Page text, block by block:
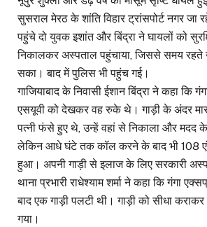
सुसराल मेरठ के शांति विहार ट्रांसपोर्ट नगर
पहुंचे दो युवक इशांत और बिंद्रा ने घायलों को
निकालकर अस्पताल पहुंचाया, जिससे समय रहते
सका। बाद में पुलिस भी पहुंच गई।
गाजियाबाद के निवासी ईशान बिंद्रा ने कहा कि
एसयूवी को देखकर वह रुके थे। गाड़ी के अंदर
पत्नी फंसे हुए थे, उन्हें वहां से निकाला और मदद
लेकिन आधे घंटे तक कॉल करने के बाद भी 108
हुआ। अपनी गाड़ी से इलाज के लिए सरकारी
थाना प्रभारी राधेश्याम शर्मा ने कहा कि गंगा
बाद एक गाड़ी पलटी थी। गाड़ी को सीधा
गया।